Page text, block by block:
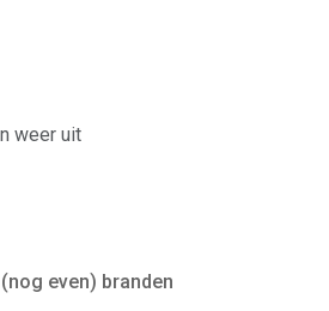
weer uit
even) branden